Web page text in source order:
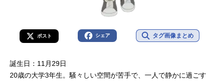
ポスト シェア タグ画像まとめ
誕生日：11月29日
20歳の大学3年生。騒々しい空間が苦手で、一人で静かに過ごす